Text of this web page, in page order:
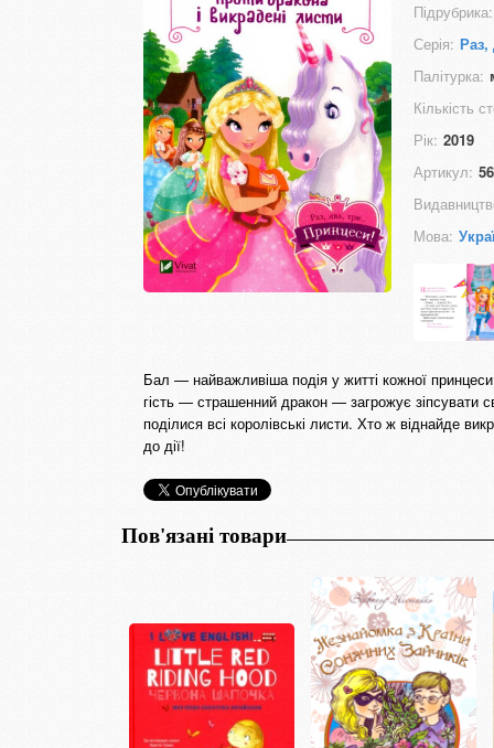
Підрубрика:
Серія: Раз,
Палітурка:
Кількість
Рік: 2019
Артикул:
Мова:
Бал — найважливіша подія у житті кожної
гість — страшенний дракон — загрожує зіпсувати
поділися всі королівські листи. Хто ж віднайде
до дії!
Пов'язані товари